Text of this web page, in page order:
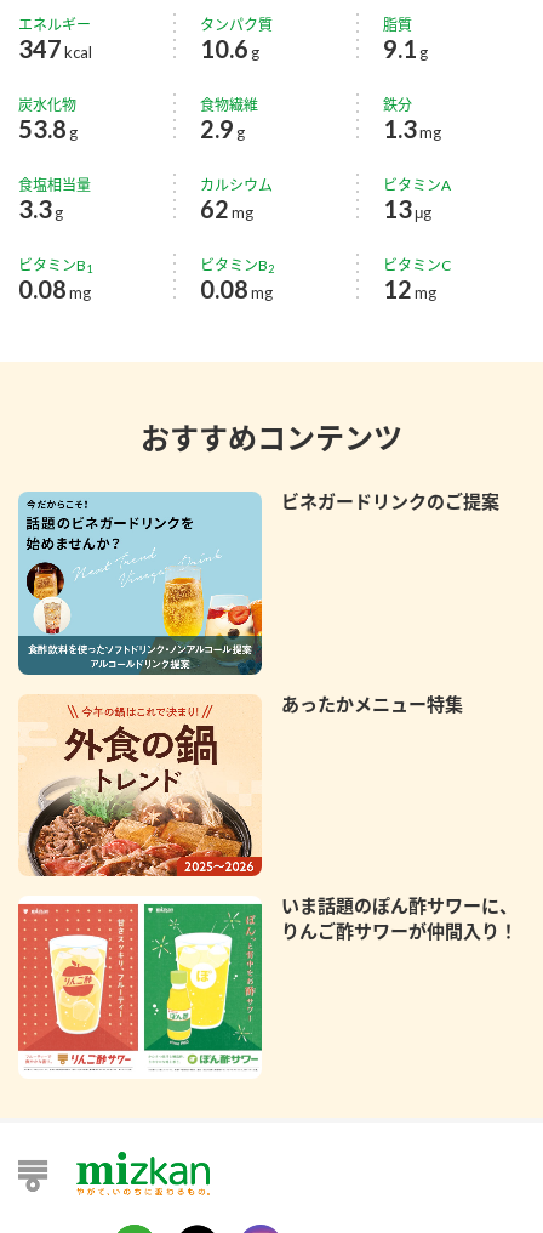
エネルギー
347kcal
タンパク質
10.6 g
脂質
9.1 g
炭水化物
53.8 g
食物繊維
2.9 g
鉄分
1.3mg
食塩相当量
3.3g
カルシウム
62 mg
ビタミンA
13μg
ビタミンB1
0.08mg
ビタミンB2
0.08 mg
ビタミンC
12mg
おすすめコンテンツ
ビネガードリンクのご提案
あったかメニュー特集
いま話題のぽん酢サワーに、
りんご酢サワーが仲間入り！